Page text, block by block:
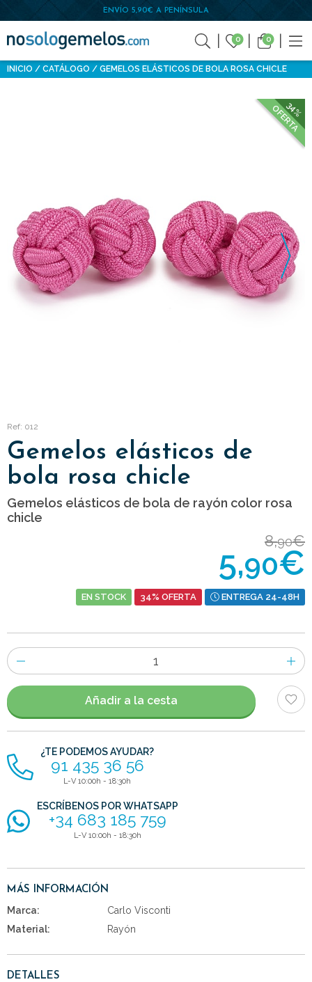
ENVÍO 5,90€ A PENÍNSULA
0 0
INICIO CATÁLOGO GEMELOS ELÁSTICOS DE BOLA ROSA CHICLE
34%
OFERTA
Ref: 012
Gemelos elásticos de
bola rosa chicle
Gemelos elásticos de bola de rayón color rosa
chicle
8,90€
5,90€
EN STOCK 34% OFERTA ENTREGA 24-48H
Número
de
artículos
Añadir a la cesta
¿TE PODEMOS AYUDAR?
91 435 36 56
L-V 10:00h - 18:30h
ESCRÍBENOS POR WHATSAPP
+34 683 185 759
L-V 10:00h - 18:30h
MÁS INFORMACIÓN
Marca:
Carlo Visconti
Material:
Rayón
DETALLES